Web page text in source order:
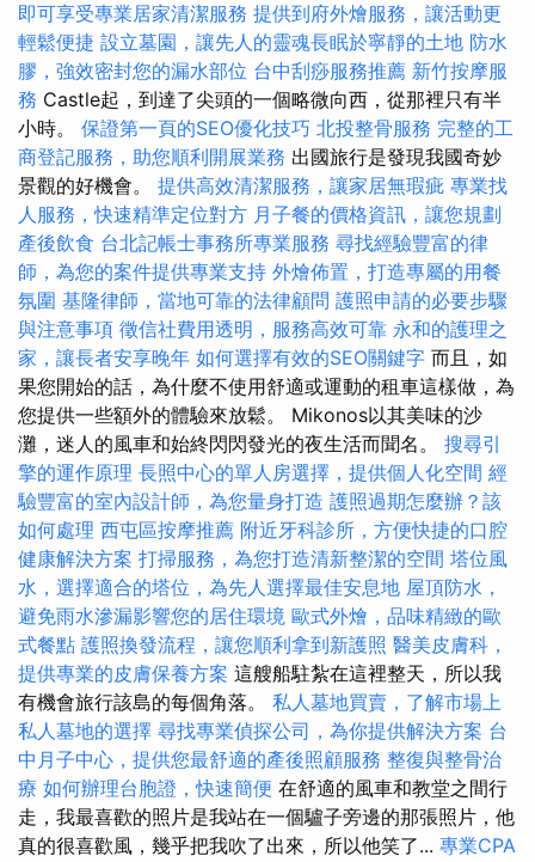
即可享受專業居家清潔服務 提供到府外燴服務，讓活動更
輕鬆便捷 設立墓園，讓先人的靈魂長眠於寧靜的土地 防水
膠，強效密封您的漏水部位 台中刮痧服務推薦 新竹按摩服
務 Castle起，到達了尖頭的一個略微向西，從那裡只有半
小時。 保證第一頁的SEO優化技巧 北投整骨服務 完整的工
商登記服務，助您順利開展業務 出國旅行是發現我國奇妙
景觀的好機會。 提供高效清潔服務，讓家居無瑕疵 專業找
人服務，快速精準定位對方 月子餐的價格資訊，讓您規劃
產後飲食 台北記帳士事務所專業服務 尋找經驗豐富的律
師，為您的案件提供專業支持 外燴佈置，打造專屬的用餐
氛圍 基隆律師，當地可靠的法律顧問 護照申請的必要步驟
與注意事項 徵信社費用透明，服務高效可靠 永和的護理之
家，讓長者安享晚年 如何選擇有效的SEO關鍵字 而且，如
果您開始的話，為什麼不使用舒適或運動的租車這樣做，為
您提供一些額外的體驗來放鬆。 Mikonos以其美味的沙
灘，迷人的風車和始終閃閃發光的夜生活而聞名。 搜尋引
擎的運作原理 長照中心的單人房選擇，提供個人化空間 經
驗豐富的室內設計師，為您量身打造 護照過期怎麼辦？該
如何處理 西屯區按摩推薦 附近牙科診所，方便快捷的口腔
健康解決方案 打掃服務，為您打造清新整潔的空間 塔位風
水，選擇適合的塔位，為先人選擇最佳安息地 屋頂防水，
避免雨水滲漏影響您的居住環境 歐式外燴，品味精緻的歐
式餐點 護照換發流程，讓您順利拿到新護照 醫美皮膚科，
提供專業的皮膚保養方案 這艘船駐紮在這裡整天，所以我
有機會旅行該島的每個角落。 私人墓地買賣，了解市場上
私人墓地的選擇 尋找專業偵探公司，為你提供解決方案 台
中月子中心，提供您最舒適的產後照顧服務 整復與整骨治
療 如何辦理台胞證，快速簡便 在舒適的風車和教堂之間行
走，我最喜歡的照片是我站在一個驢子旁邊的那張照片，他
真的很喜歡風，幾乎把我吹了出來，所以他笑了... 專業CPA